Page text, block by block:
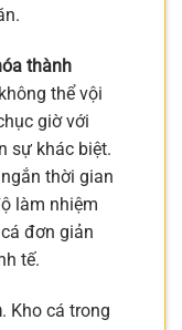
thành
thể vội
giờ với
sự khác biệt.
thời gian
làm nhiệm
đơn giản
tế.
. Kho cá trong